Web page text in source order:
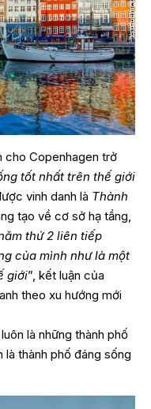
cho Copenhagen trở
tốt nhất trên thế giới
vinh danh là Thành
tạo về cơ sở hạ tầng,
thứ 2 liên tiếp
của mình như là một
giới”, kết luận của
theo xu hướng mới
là những thành phố
là thành phố đáng sống